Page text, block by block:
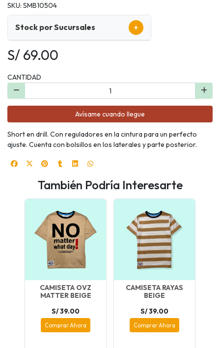
SKU: SMB10504
Stock por Sucursales +
S/ 69.00
CANTIDAD
Avísame cuando llegue
Short en drill. Con reguladores en la cintura para un perfecto
ajuste. Cuenta con bolsillos en los laterales y parte posterior.
También Podría Interesarte
CAMISETA OVZ
MATTER BEIGE
S/ 39.00
Comprar Ahora
CAMISETA RAYAS
BEIGE
S/ 39.00
Comprar Ahora